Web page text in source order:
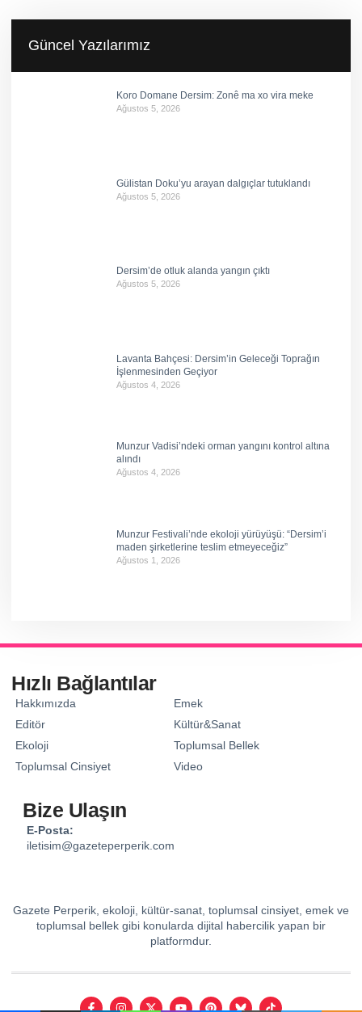
Güncel Yazılarımız
Koro Domane Dersim: Zonê ma xo vira meke
Ağustos 5, 2026
Gülistan Doku’yu arayan dalgıçlar tutuklandı
Ağustos 5, 2026
Dersim’de otluk alanda yangın çıktı
Ağustos 5, 2026
Lavanta Bahçesi: Dersim’in Geleceği Toprağın
İşlenmesinden Geçiyor
Ağustos 4, 2026
Munzur Vadisi’ndeki orman yangını kontrol altına
alındı
Ağustos 4, 2026
Munzur Festivali’nde ekoloji yürüyüşü: “Dersim’i
maden şirketlerine teslim etmeyeceğiz”
Ağustos 1, 2026
Hızlı Bağlantılar
Hakkımızda
Editör
Ekoloji
Toplumsal Cinsiyet
Emek
Kültür&Sanat
Toplumsal Bellek
Video
Bize Ulaşın
E-Posta:
iletisim@gazeteperperik.com
Gazete Perperik, ekoloji, kültür-sanat, toplumsal cinsiyet, emek ve
toplumsal bellek gibi konularda dijital habercilik yapan bir
platformdur.